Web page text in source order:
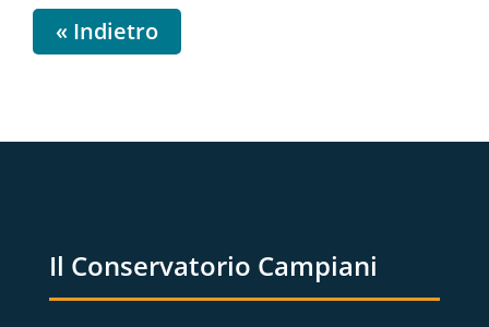
« Indietro
Il Conservatorio Campiani